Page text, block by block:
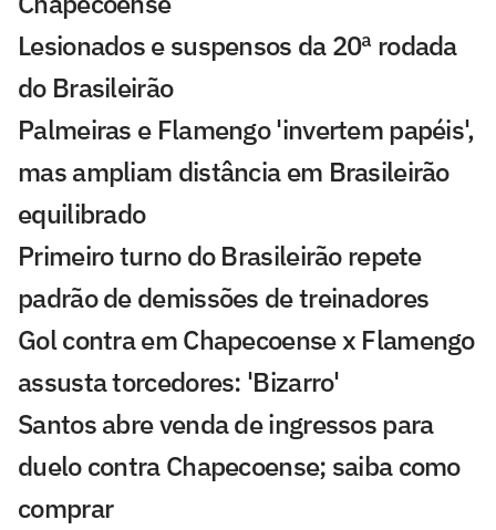
Lesionados e suspensos da 20ª rodada
do Brasileirão
Palmeiras e Flamengo 'invertem papéis',
mas ampliam distância em Brasileirão
equilibrado
Primeiro turno do Brasileirão repete
padrão de demissões de treinadores
Gol contra em Chapecoense x Flamengo
assusta torcedores: 'Bizarro'
Santos abre venda de ingressos para
duelo contra Chapecoense; saiba como
comprar